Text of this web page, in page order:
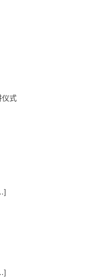
仪式